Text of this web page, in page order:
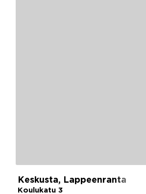
Keskusta, Lappeenranta
Koulukatu 3